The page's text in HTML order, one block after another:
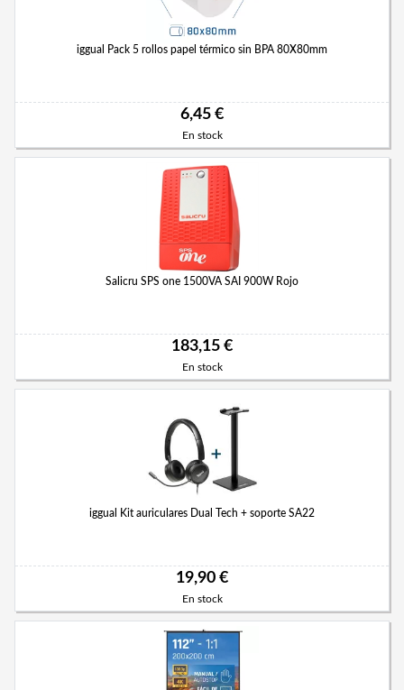
iggual Pack 5 rollos papel térmico sin BPA 80X80mm
6,45 €
En stock
Salicru SPS one 1500VA SAI 900W Rojo
183,15 €
En stock
iggual Kit auriculares Dual Tech + soporte SA22
19,90 €
En stock